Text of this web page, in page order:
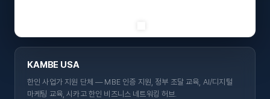
KAMBE USA
한인 사업가 지원 단체 — MBE 인증 지원, 정부 조달 교육, AI/디지털
마케팅 교육, 시카고 한인 비즈니스 네트워킹 허브.